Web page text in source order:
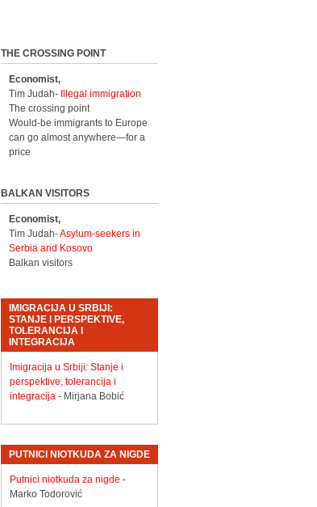
THE CROSSING POINT
Economist,
Tim Judah-
Illegal immigration
The crossing point
Would-be immigrants to Europe
can go almost anywhere—for a
price
BALKAN VISITORS
Economist,
Tim Judah-Asylum-seekers in
Serbia and Kosovo
Balkan visitors
IMIGRACIJA U SRBIJI:
STANJE I PERSPEKTIVE,
TOLERANCIJA I
INTEGRACIJA
Imigracija u Srbiji: Stanje i
perspektive, tolerancija i
integracija- Mirjana Bobić
PUTNICI NIOTKUDA ZA NIGDE
Putnici niotkuda za nigde -
Marko Todorović